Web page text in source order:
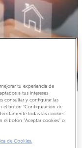
tu experiencia de
a tus intereses
consultar y configurar las
el botón “Configuración de
todas las cookies
botón “Aceptar cookies” o
de Cookies.